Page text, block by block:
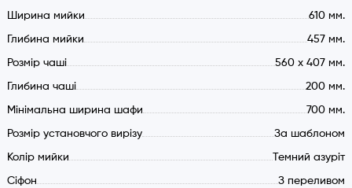
Квадратний сифон з клапаном і відстійником
Додаткові аксесуари (докуповуються окремо):
Ширина мийки 610 мм.
Глибина мийки 457 мм.
Розмір чаші 560 x 407 мм.
Глибина чаші 200 мм.
Мінімальна ширина шафи 700 мм.
Розмір установчого вирізу За шаблоном
Колір мийки Темний азуріт
Cіфон З переливом